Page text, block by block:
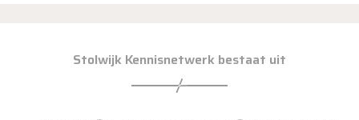
Stolwijk Kennisnetwerk bestaat uit